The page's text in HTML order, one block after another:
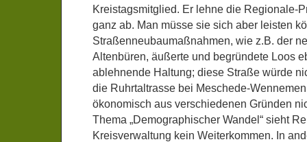
Kreistagsmitglied. Er lehne die Regionale-
ganz ab. Man müsse sie sich aber leisten
Straßenneubaumaßnahmen, wie z.B. der
Altenbüren, äußerte und begründete Loos
ablehnende Haltung; diese Straße würde
die Ruhrtaltrasse bei Meschede-
ökonomisch aus verschiedenen Gründen
Thema „Demographischer Wandel“ sieht
Kreisverwaltung kein Weiterkommen. In